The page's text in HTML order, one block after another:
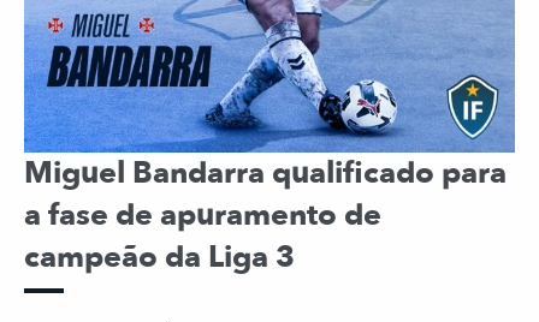
Miguel Bandarra qualificado para
a fase de apuramento de
campeão da Liga 3